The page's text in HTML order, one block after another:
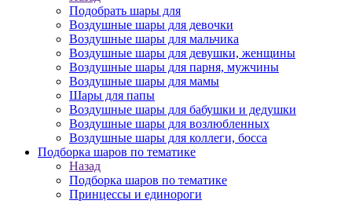
Подобрать шары для
Воздушные шары для девочки
Воздушные шары для мальчика
Воздушные шары для девушки, женщины
Воздушные шары для парня, мужчины
Воздушные шары для мамы
Шары для папы
Воздушные шары для бабушки и дедушки
Воздушные шары для возлюбленных
Воздушные шары для коллеги, босса
Подборка шаров по тематике
Назад
Подборка шаров по тематике
Принцессы и единороги